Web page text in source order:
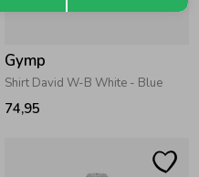
Gymp
Shirt David W-B White - Blue
74,95